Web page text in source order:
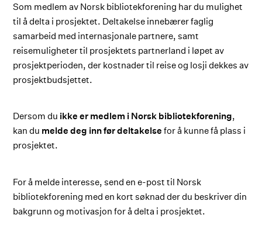
Som medlem av Norsk bibliotekforening har du mulighet
til å delta i prosjektet. Deltakelse innebærer faglig
samarbeid med internasjonale partnere, samt
reisemuligheter til prosjektets partnerland i løpet av
prosjektperioden, der kostnader til reise og losji dekkes av
prosjektbudsjettet.
Dersom du ikke er medlem i Norsk bibliotekforening,
kan du melde deg inn før deltakelse for å kunne få plass i
prosjektet.
For å melde interesse, send en e-post til Norsk
bibliotekforening med en kort søknad der du beskriver din
bakgrunn og motivasjon for å delta i prosjektet.